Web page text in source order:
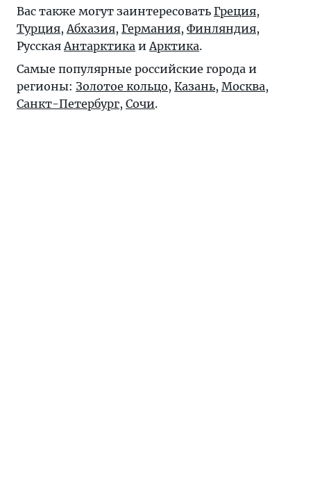
Вас также могут заинтересовать Греция,
Турция,Абхазия, Германия, Финляндия,
РусскаяАнтарктика иАрктика.
Самые популярные российские города и
регионы: Золотое кольцо, Казань, Москва,
Санкт-Петербург, Сочи.